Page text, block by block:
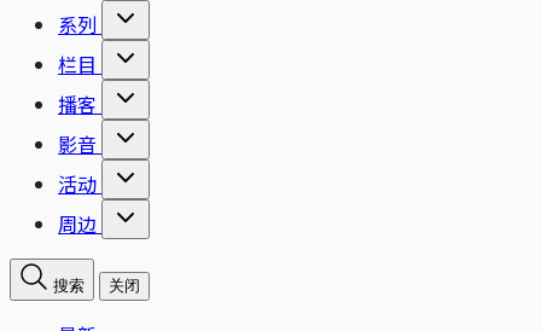
系列
栏目
播客
影音
活动
周边
搜索 关闭